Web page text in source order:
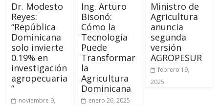
Dr. Modesto
Reyes:
“República
Dominicana
solo invierte
0.19% en
investigación
agropecuaria
”
noviembre 9,
Ing. Arturo
Bisonó:
Cómo la
Tecnología
Puede
Transformar
la
Agricultura
Dominicana
enero 26, 2025
Ministro de
Agricultura
anuncia
segunda
versión
AGROPESUR
febrero 19,
2025